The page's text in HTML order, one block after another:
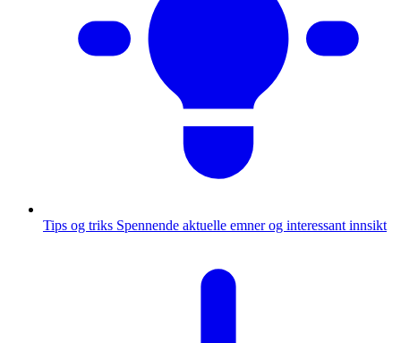
Tips og triks Spennende aktuelle emner og interessant innsikt